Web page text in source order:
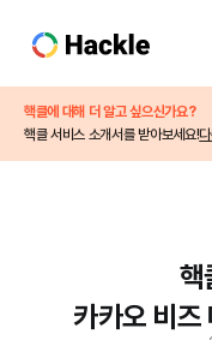
핵클에 대해 더 알고 싶으신가요?
핵클 서비스 소개서를 받아보세요!
핵
카카오 비즈